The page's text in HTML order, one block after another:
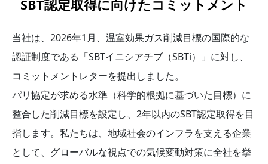
SBT認定取得に向けたコミットメント
当社は、2026年1月、温室効果ガス削減目標の国際的な
認証制度である「SBTイニシアチブ（SBTi）」に対し、
コミットメントレターを提出しました。
パリ協定が求める水準（科学的根拠に基づいた目標）に
整合した削減目標を設定し、2年以内のSBT認定取得を目
指します。私たちは、地域社会のインフラを支える企業
として、グローバルな視点での気候変動対策に全社を挙